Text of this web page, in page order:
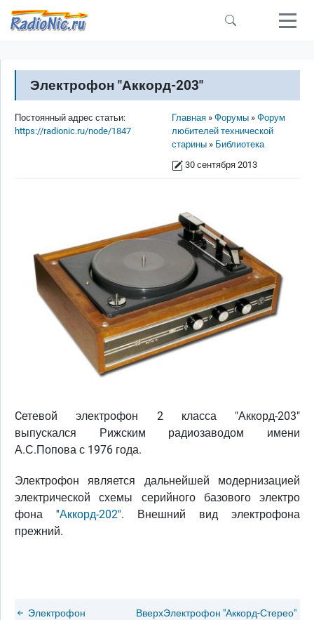
Перейти к основному содержанию
Электрофон "Аккорд-203"
Строка навигации
Главная Форумы
Форум
любителей технической
старины
Библиотека
30 сентября 2013
Постоянный адрес статьи:
https://radionic.ru/node/1847
Cетевой электрофон 2 класса "Аккорд-203"
выпускался Рижским радиозаводом имени
А.С.Попова с 1976 года.
Электрофон является дальнейшей модернизацией
электрической схемы серийного базового электро
фона ''Аккорд-202''. Внешний вид электрофона
прежний.
Электрофон
ВверхЭлектрофон "Аккорд-Стерео"